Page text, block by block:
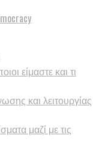
είμαστε και τι
και λειτουργίας
μαζί με τις